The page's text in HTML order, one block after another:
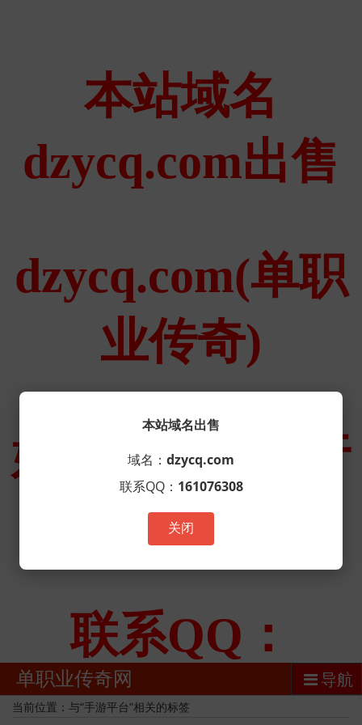
单职业传奇网 导航
当前位置：与“手游平台”相关的标签
本站域名出售
域名： dzycq.com
联系QQ： 161076308
关闭